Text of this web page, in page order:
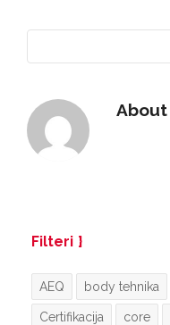
About
Filteri
AEQ body tehnika
Certifikacija core